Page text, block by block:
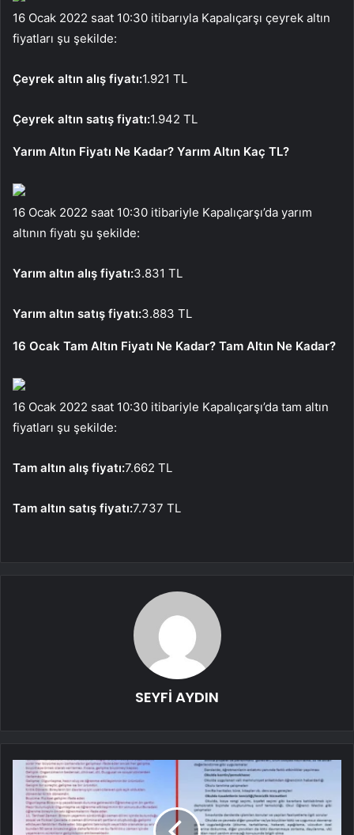
16 Ocak 2022 saat 10:30 itibarıyla Kapalıçarşı çeyrek altın
fiyatları şu şekilde:
Çeyrek altın alış fiyatı:1.921 TL
Çeyrek altın satış fiyatı:1.942 TL
Yarım Altın Fiyatı Ne Kadar? Yarım Altın Kaç TL?
16 Ocak 2022 saat 10:30 itibariyle Kapalıçarşı’da yarım
altının fiyatı şu şekilde:
Yarım altın alış fiyatı:3.831 TL
Yarım altın satış fiyatı:3.883 TL
16 Ocak Tam Altın Fiyatı Ne Kadar? Tam Altın Ne Kadar?
16 Ocak 2022 saat 10:30 itibariyle Kapalıçarşı’da tam altın
fiyatları şu şekilde:
Tam altın alış fiyatı:7.662 TL
Tam altın satış fiyatı:7.737 TL
SEYFİ AYDIN